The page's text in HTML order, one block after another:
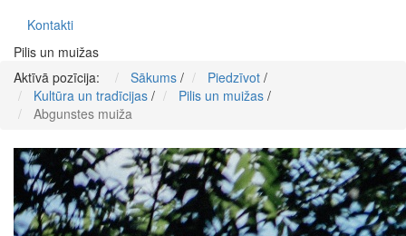
Kontakti
Pilis un muižas
Aktīvā pozīcija:
Sākums / Piedzīvot /
Kultūra un tradīcijas / Pilis un muižas /
Abgunstes muiža